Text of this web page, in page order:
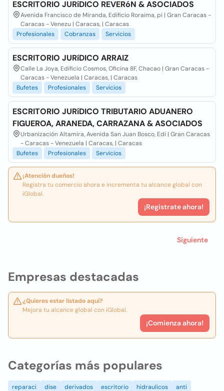
Empresas destacadas
¿Quieres estar listado aquí?
Mejora tu alcance global con iGlobal.
¡Comienza ahora!
ESCRITORIO JURíDICO REVERóN & ASOCIADOS
Avenida Francisco de Miranda, Edificio Roraima, pi | Gran Caracas -
Caracas - Venezu | Caracas, | Caracas
Profesionales
Cobranzas Servicios
ESCRITORIO JURíDICO ARRAIZ
Calle La Joya, Edificio Cosmos, Oficina 8F, Chacao | Gran Caracas -
Caracas - Venezuela | Caracas, | Caracas
Bufetes
Profesionales Servicios
ESCRITORIO JURíDICO TRIBUTARIO ADUANERO
FIGUEROA, ARANEDA, CARRAZANA & ASOCIADOS
Urbanización Altamira, Avenida San Juan Bosco, Edi | Gran Caracas
- Caracas - Venezuela | Caracas, | Caracas
Bufetes
Profesionales Servicios
¡Atención dueños!
Registra tu comercio ahora e incrementa tu alcance global con
iGlobal.
¡Registrate ahora!
Siguiente
Categorías más populares
reparaci dise derivados escritorio hidraulicos anti